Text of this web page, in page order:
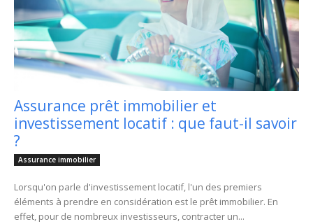
Assurance prêt immobilier et
investissement locatif : que faut-il savoir
?
Assurance immobilier
Lorsqu'on parle d'investissement locatif, l'un des premiers
éléments à prendre en considération est le prêt immobilier. En
effet, pour de nombreux investisseurs, contracter un...